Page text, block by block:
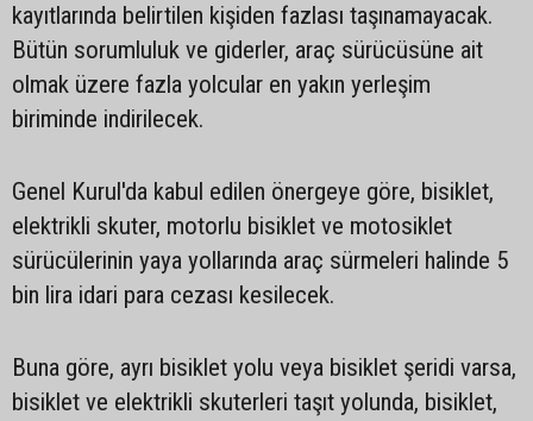
kayıtlarında belirtilen kişiden fazlası taşınamayacak.
Bütün sorumluluk ve giderler, araç sürücüsüne ait
olmak üzere fazla yolcular en yakın yerleşim
biriminde indirilecek.
Genel Kurul'da kabul edilen önergeye göre, bisiklet,
elektrikli skuter, motorlu bisiklet ve motosiklet
sürücülerinin yaya yollarında araç sürmeleri halinde 5
bin lira idari para cezası kesilecek.
Buna göre, ayrı bisiklet yolu veya bisiklet şeridi varsa,
bisiklet ve elektrikli skuterleri taşıt yolunda, bisiklet,